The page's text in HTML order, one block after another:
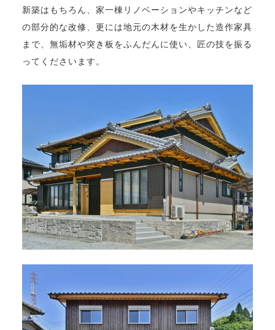
新築はもちろん、家一棟リノベーションやキッチンなど
の部分的な改修、更には地元の木材を生かした造作家具
まで、無垢材や突き板をふんだんに使い、匠の技を振る
ってくださいます。